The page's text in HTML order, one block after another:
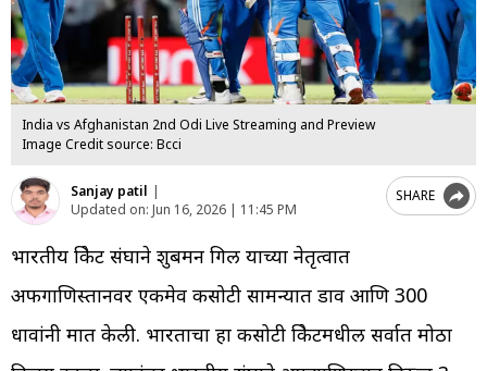
India vs Afghanistan 2nd Odi Live Streaming and Preview
Image Credit source: Bcci
Sanjay patil |
Updated on: Jun 16, 2026 | 11:45 PM
SHARE
भारतीय क्रिकेट संघाने शुबमन गिल याच्या नेतृत्वात
अफगाणिस्तानवर एकमेव कसोटी सामन्यात डाव आणि 300
धावांनी मात केली. भारताचा हा कसोटी क्रिकेटमधील सर्वात मोठा